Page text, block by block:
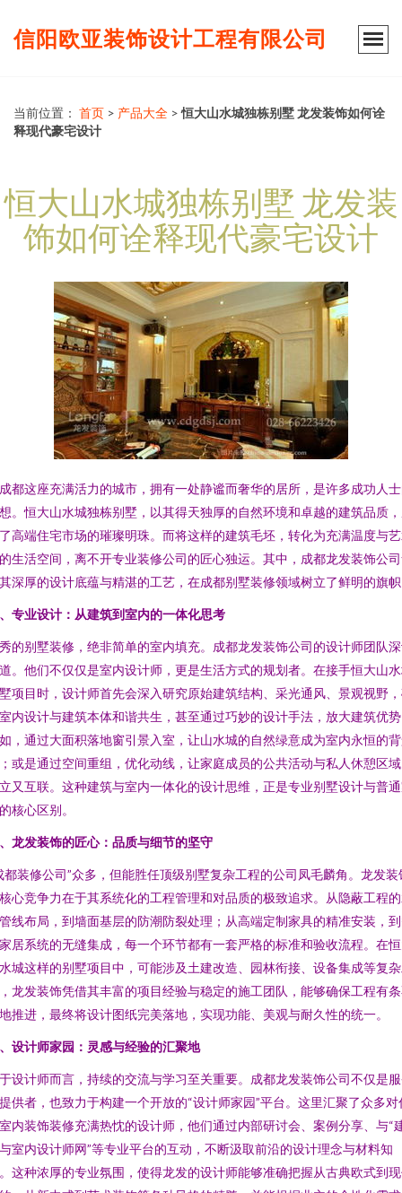
信阳欧亚装饰设计工程有限公司
当前位置： 首页 > 产品大全 > 恒大山水城独栋别墅 龙发装饰如何诠
释现代豪宅设计
恒大山水城独栋别墅 龙发装
饰如何诠释现代豪宅设计
都这座充满活力的城市，拥有一处静谧而奢华的居所，是许多成功人
。恒大山水城独栋别墅，以其得天独厚的自然环境和卓越的建筑品质
高端住宅市场的璀璨明珠。而将这样的建筑毛坯，转化为充满温度与
生活空间，离不开专业装修公司的匠心独运。其中，成都龙发装饰公
深厚的设计底蕴与精湛的工艺，在成都别墅装修领域树立了鲜明的旗
专业设计：从建筑到室内的一体化思考
的别墅装修，绝非简单的室内填充。成都龙发装饰公司的设计师团队
。他们不仅仅是室内设计师，更是生活方式的规划者。在接手恒大山
项目时，设计师首先会深入研究原始建筑结构、采光通风、景观视野
内设计与建筑本体和谐共生，甚至通过巧妙的设计手法，放大建筑优
，通过大面积落地窗引景入室，让山水城的自然绿意成为室内永恒的
或是通过空间重组，优化动线，让家庭成员的公共活动与私人休憩区
又互联。这种建筑与室内一体化的设计思维，正是专业别墅设计与普
核心区别。
龙发装饰的匠心：品质与细节的坚守
都装修公司”众多，但能胜任顶级别墅复杂工程的公司凤毛麟角。龙发装
心竞争力在于其系统化的工程管理和对品质的极致追求。从隐蔽工程
线布局，到墙面基层的防潮防裂处理；从高端定制家具的精准安装，
居系统的无缝集成，每一个环节都有一套严格的标准和验收流程。在
城这样的别墅项目中，可能涉及土建改造、园林衔接、设备集成等复
龙发装饰凭借其丰富的项目经验与稳定的施工团队，能够确保工程有
推进，最终将设计图纸完美落地，实现功能、美观与耐久性的统一。
设计师家园：灵感与经验的汇聚地
设计师而言，持续的交流与学习至关重要。成都龙发装饰公司不仅是
供者，也致力于构建一个开放的“设计师家园”平台。这里汇聚了众多对
内装饰装修充满热忱的设计师，他们通过内部研讨会、案例分享、与“
室内设计师网”等专业平台的互动，不断汲取前沿的设计理念与材料知
这种浓厚的专业氛围，使得龙发的设计师能够准确把握从古典欧式到